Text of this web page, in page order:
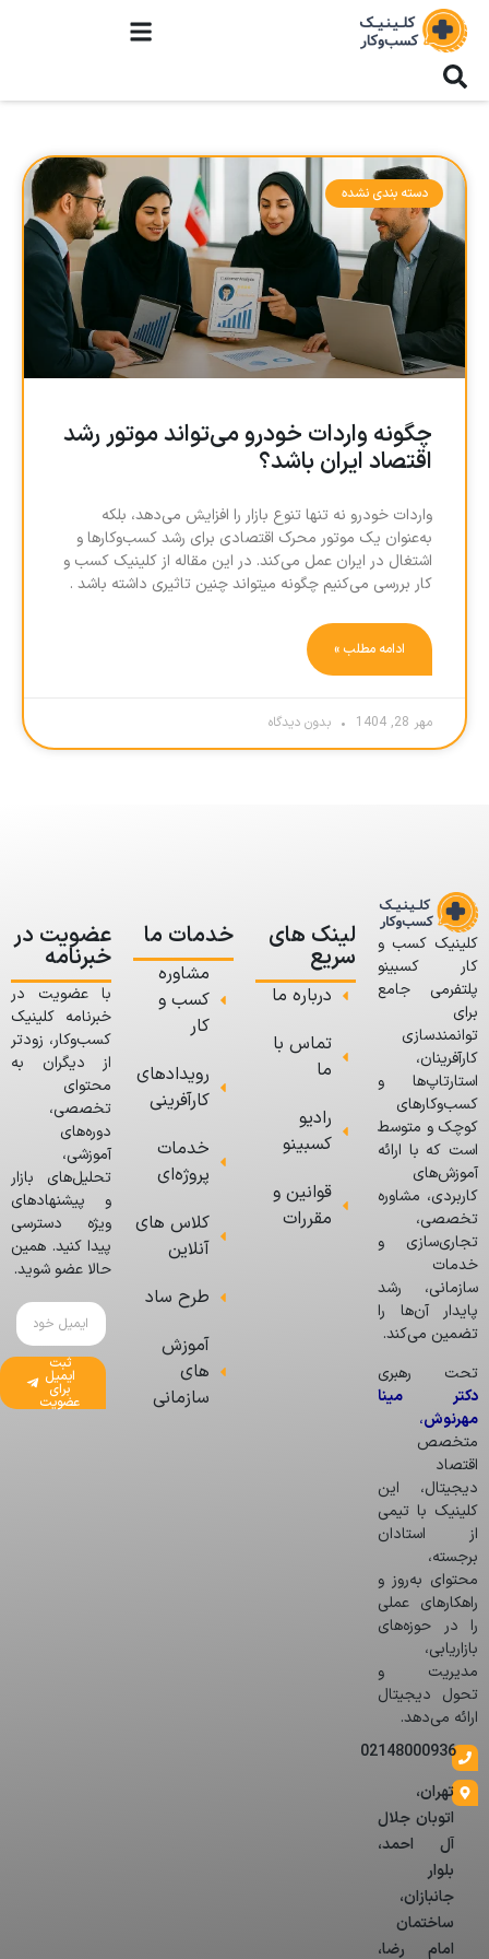
دسته بندی نشده
چگونه واردات خودرو می‌تواند موتور رشد
اقتصاد ایران باشد؟
واردات خودرو نه تنها تنوع بازار را افزایش می‌دهد، بلکه
به‌عنوان یک موتور محرک اقتصادی برای رشد کسب‌وکارها و
اشتغال در ایران عمل می‌کند. در این مقاله از کلینیک کسب و
کار بررسی می‌کنیم چگونه میتواند چنین تاثیری داشته باشد .
ادامه مطلب »
مهر 28, 1404 بدون دیدگاه
کلینیک کسب و
کار کسبینو
پلتفرمی جامع
برای
توانمندسازی
کارآفرینان،
استارتاپ‌ها و
کسب‌وکارهای
کوچک و متوسط
است که با ارائه
آموزش‌های
کاربردی، مشاوره
تخصصی،
تجاری‌سازی و
خدمات
سازمانی، رشد
پایدار آن‌ها را
تضمین می‌کند.
تحت رهبری
دکتر مینا
مهرنوش،
متخصص
اقتصاد
دیجیتال، این
کلینیک با تیمی
از استادان
برجسته،
محتوای به‌روز و
راهکارهای عملی
را در حوزه‌های
بازاریابی،
مدیریت و
تحول دیجیتال
ارائه می‌دهد.
02148000936
تهران،
اتوبان جلال
آل احمد،
بلوار
جانبازان،
ساختمان
امام رضا،
لینک های
سریع
درباره ما
تماس با
ما
رادیو
کسبینو
قوانین و
مقررات
خدمات ما
مشاوره
کسب و
کار
رویدادهای
کارآفرینی
خدمات
پروژه‌ای
کلاس های
آنلاین
طرح ساد
آموزش
های
سازمانی
عضویت در
خبرنامه
با عضویت در
خبرنامه کلینیک
کسب‌وکار، زودتر
از دیگران به
محتوای
تخصصی،
دوره‌های
آموزشی،
تحلیل‌های بازار
و پیشنهادهای
ویژه دسترسی
پیدا کنید. همین
حالا عضو شوید.
ثبت
ایمیل
برای
عضویت